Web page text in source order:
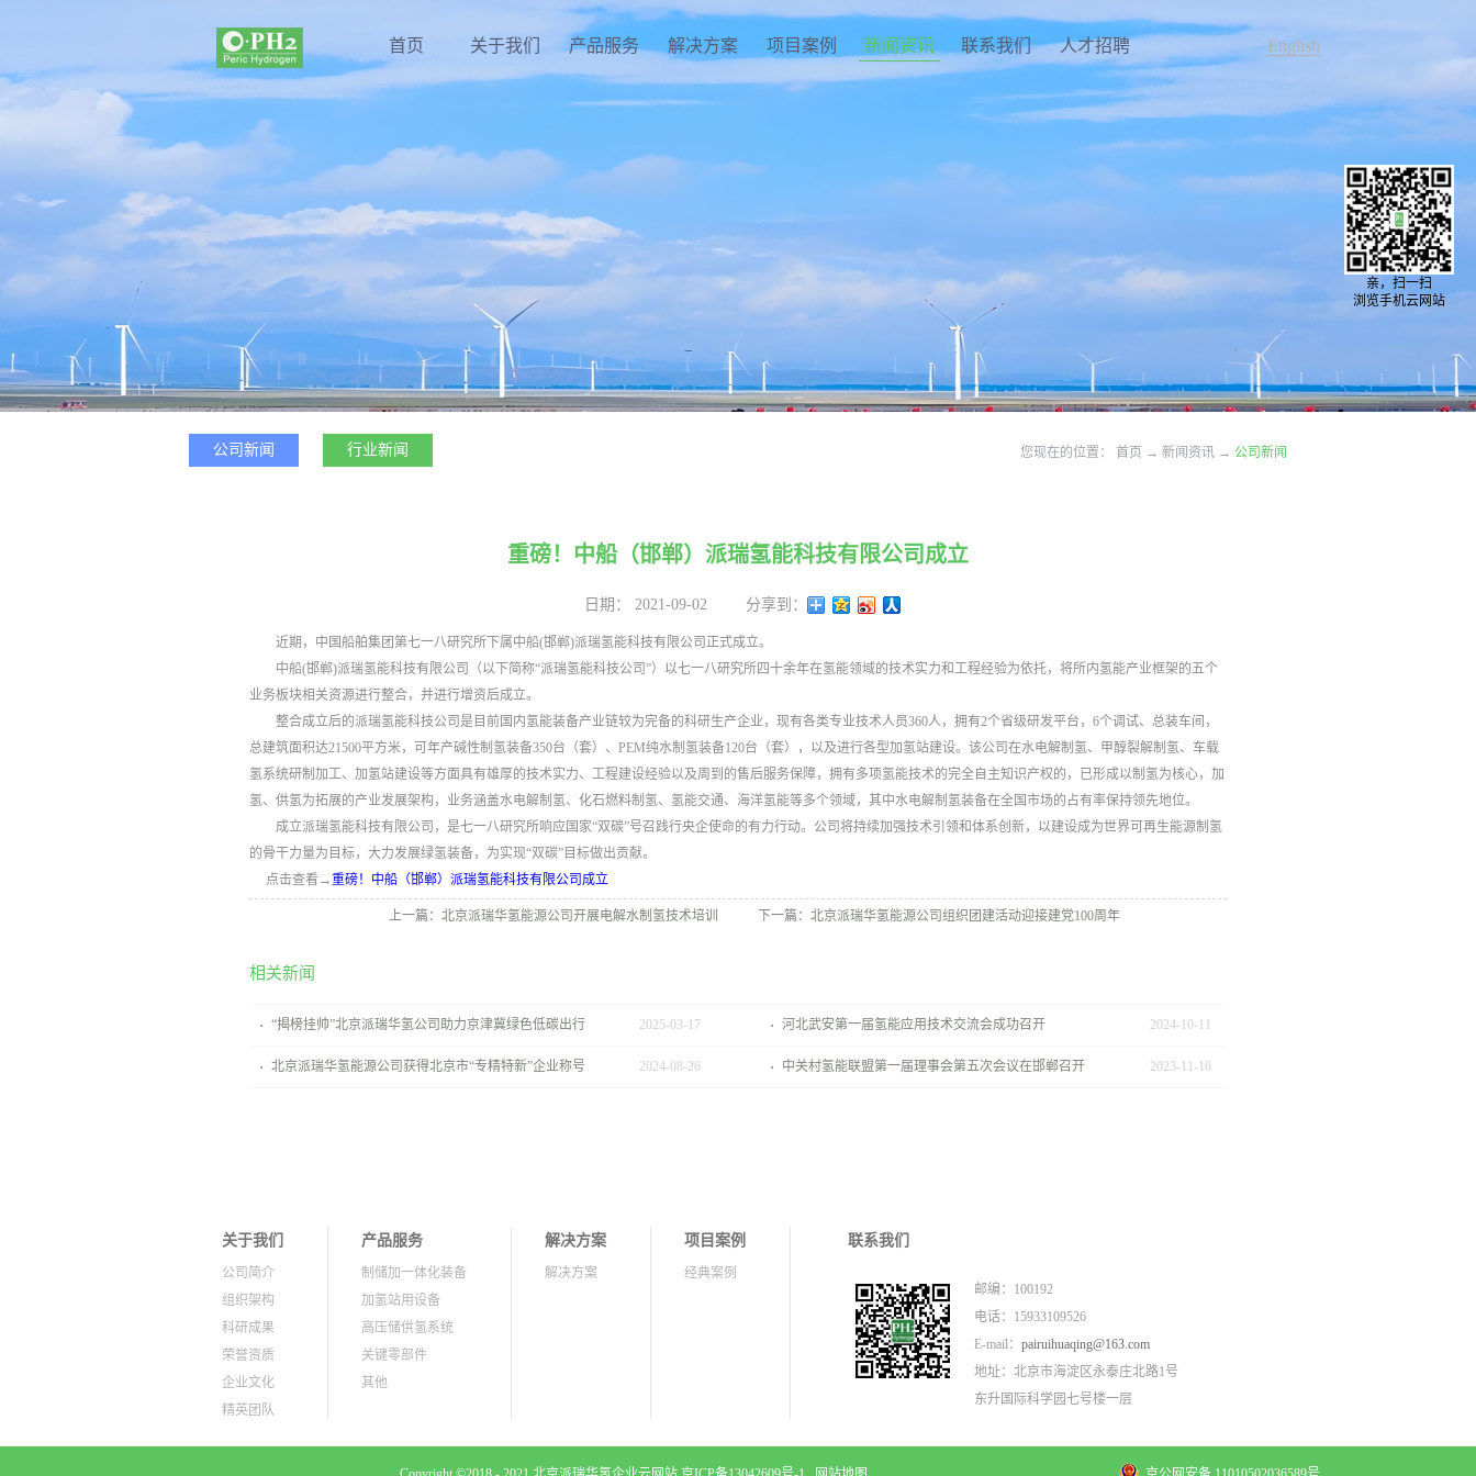
English
首页 关于我们 产品服务 解决方案 项目案例 新闻资讯 联系我们 人才招聘
公司新闻 行业新闻 您现在的位置： 首页 → 新闻资讯 → 公司新闻
分享到：
重磅！中船（邯郸）派瑞氢能科技有限公司成立
日期： 2021-09-02
近期，中国船舶集团第七一八研究所下属中船(邯郸)派瑞氢能科技有限公司正式成立。
中船(邯郸)派瑞氢能科技有限公司（以下简称“派瑞氢能科技公司”）以七一八研究所四十余年在氢能领域的技术实力和工程经验为依托，将所内氢能产业框架的五个
业务板块相关资源进行整合，并进行增资后成立。
整合成立后的派瑞氢能科技公司是目前国内氢能装备产业链较为完备的科研生产企业，现有各类专业技术人员360人，拥有2个省级研发平台，6个调试、总装车间，
总建筑面积达21500平方米，可年产碱性制氢装备350台（套）、PEM纯水制氢装备120台（套），以及进行各型加氢站建设。该公司在水电解制氢、甲醇裂解制氢、车载
氢系统研制加工、加氢站建设等方面具有雄厚的技术实力、工程建设经验以及周到的售后服务保障，拥有多项氢能技术的完全自主知识产权的，已形成以制氢为核心，加
氢、供氢为拓展的产业发展架构，业务涵盖水电解制氢、化石燃料制氢、氢能交通、海洋氢能等多个领域，其中水电解制氢装备在全国市场的占有率保持领先地位。
成立派瑞氢能科技有限公司，是七一八研究所响应国家“双碳”号召践行央企使命的有力行动。公司将持续加强技术引领和体系创新，以建设成为世界可再生能源制氢
的骨干力量为目标，大力发展绿氢装备，为实现“双碳”目标做出贡献。
点击查看→重磅！中船（邯郸）派瑞氢能科技有限公司成立
上一篇：北京派瑞华氢能源公司开展电解水制氢技术培训 下一篇： 北京派瑞华氢能源公司组织团建活动迎接建党100周年
相关新闻
“揭榜挂帅”北京派瑞华氢公司助力京津冀绿色低碳出行 2025-03-17 河北武安第一届氢能应用技术交流会成功召开 2024-10-11
北京派瑞华氢能源公司获得北京市“专精特新”企业称号 2024-08-26 中关村氢能联盟第一届理事会第五次会议在邯郸召开 2023-11 -16
关于我们
公司简介
组织架构
科研成果
荣誉资质
企业文化
精英团队
产品服务
制储加一体化装备
加氢站用设备
高压储供氢系统
关键零部件
其他
解决方案
解决方案
项目案例
经典案例
联系我们
邮编：100192
电话：15933109526
E-mail： pairuihuaqing@163.com
地址：北京市海淀区永泰庄北路1号
东升国际科学园七号楼一层
亲，扫一扫
浏览手机云网站